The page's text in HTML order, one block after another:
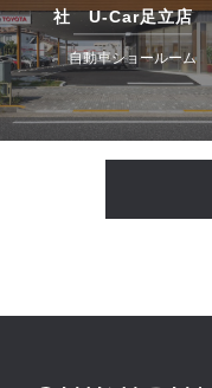
社 U-Car足立店
自動車ショールーム